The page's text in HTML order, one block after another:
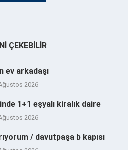
ÇEKEBILIR
ev arkadaşı
2026
1+1 eşyalı kiralık daire
2026
/ davutpaşa b kapısı